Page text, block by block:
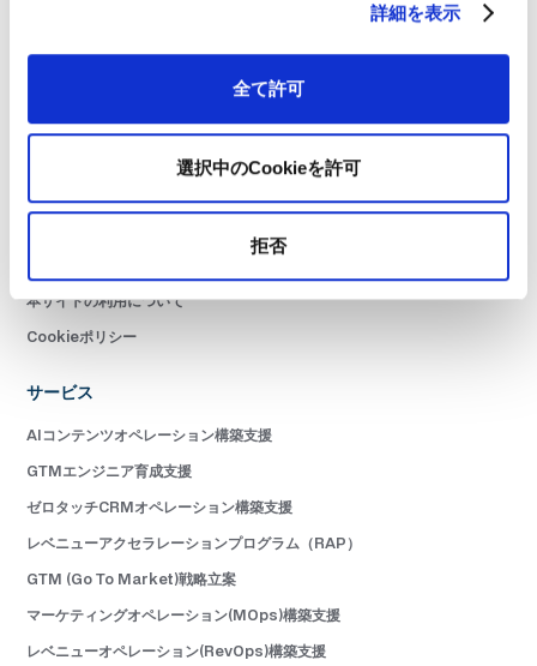
詳細を表示
全て許可
選択中のCookieを許可
拒否
書籍
本サイトの利用について
Cookieポリシー
サービス
AIコンテンツオペレーション構築支援
GTMエンジニア育成支援
ゼロタッチCRMオペレーション構築支援
レベニューアクセラレーションプログラム（RAP）
GTM (Go To Market)戦略立案
マーケティングオペレーション(MOps)構築支援
レベニューオペレーション(RevOps)構築支援